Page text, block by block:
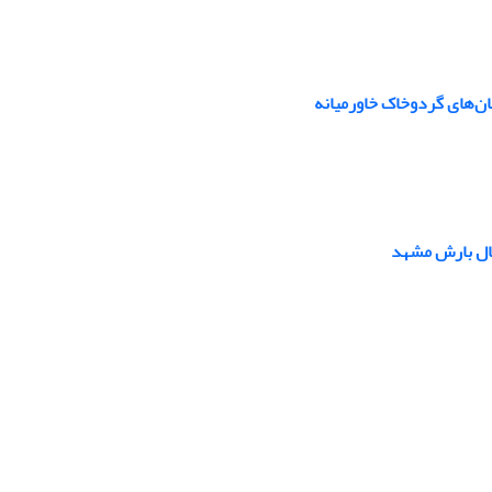
گردوخاک خاورمیانه